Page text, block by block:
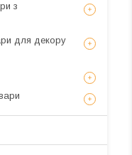
з
для декору